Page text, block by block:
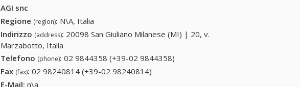
AGI snc
Regione (region): N\A, Italia
Indirizzo (address): 20098 San Giuliano Milanese (MI) | 20, v.
Marzabotto, Italia
Telefono (phone): 02 9844358 (+39-02 9844358)
Fax (fax): 02 98240814 (+39-02 98240814)
E-Mail: n\a